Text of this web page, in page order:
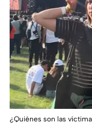
¿Quiénes son las